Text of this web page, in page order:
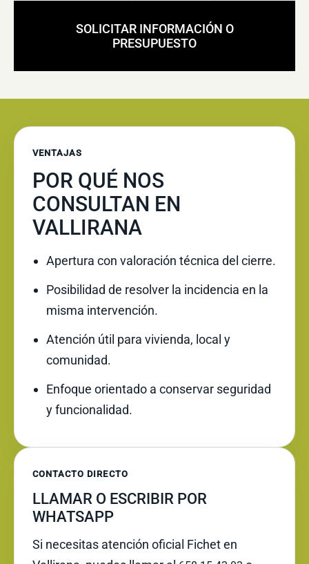
SOLICITAR INFORMACIÓN O
PRESUPUESTO
VENTAJAS
POR QUÉ NOS
CONSULTAN EN
VALLIRANA
Apertura con valoración técnica del cierre.
Posibilidad de resolver la incidencia en la
misma intervención.
Atención útil para vivienda, local y
comunidad.
Enfoque orientado a conservar seguridad
y funcionalidad.
CONTACTO DIRECTO
LLAMAR O ESCRIBIR POR
WHATSAPP
Si necesitas atención oficial Fichet en